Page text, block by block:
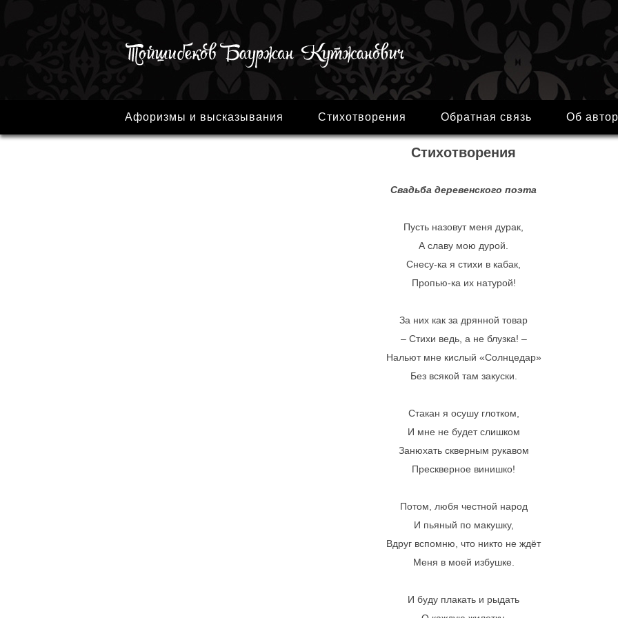
Афоризмы и высказывания Стихотворения Обратная связь Об
Стихотворения
Свадьба деревенского поэта
Пусть назовут меня дурак,
А славу мою дурой.
Снесу-ка я стихи в кабак,
Пропью-ка их натурой!
За них как за дрянной товар
– Стихи ведь, а не блузка! –
Нальют мне кислый «Солнцедар»
Без всякой там закуски.
Стакан я осушу глотком,
И мне не будет слишком
Занюхать скверным рукавом
Прескверное винишко!
Потом, любя честной народ
И пьяный по макушку,
Вдруг вспомню, что никто не ждёт
Меня в моей избушке.
И буду плакать и рыдать